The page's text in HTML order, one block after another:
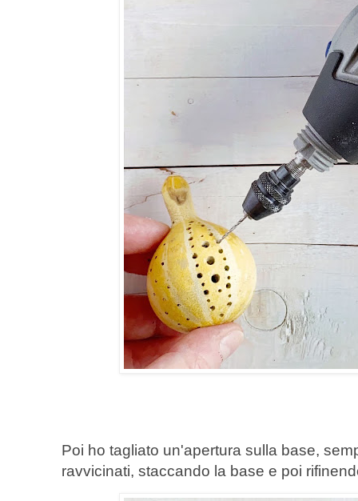
Poi ho tagliato un'apertura sulla base,
ravvicinati, staccando la base e poi